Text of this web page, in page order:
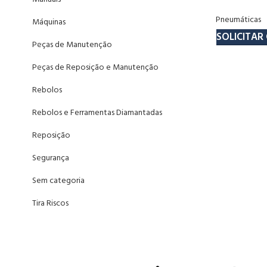
Máquinas
Peças de Manutenção
Peças de Reposição e Manutenção
Rebolos
Rebolos e Ferramentas Diamantadas
Reposição
Segurança
Sem categoria
Tira Riscos
Pneumáticas